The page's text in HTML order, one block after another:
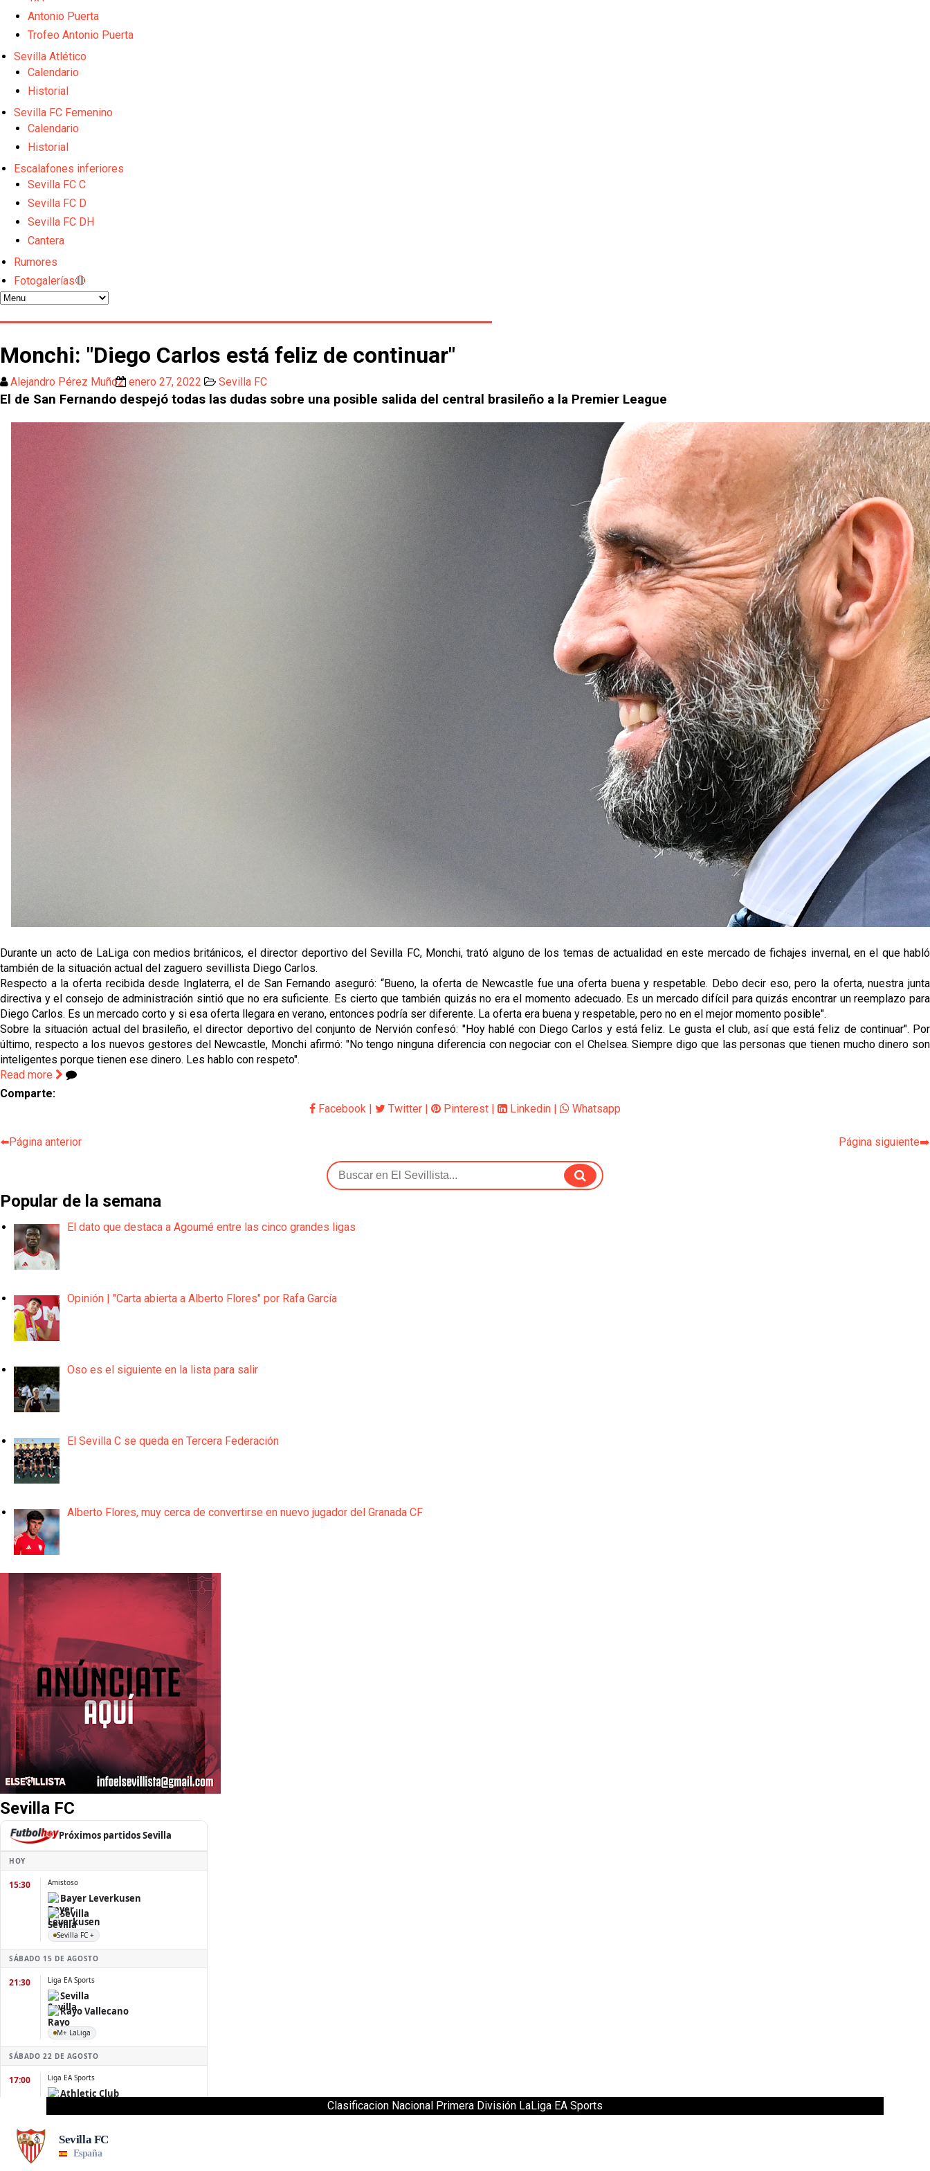
Djibril Sow pone rumbo a Italia para firmar su nuevo contrato con el Genoa
Kochorashvili, seria opción para reforzar el centro del campo sevillista
Sow muy cerca de cerrar su traspaso al Genoa
Oso es el siguiente en la lista para salir
Banquillos confirmados: así queda la cantera del Sevilla Femenino para la 2026/27
Antonio Puerta
Trofeo Antonio Puerta
Sevilla Atlético
Calendario
Historial
Sevilla FC Femenino
Calendario
Historial
Escalafones inferiores
Sevilla FC C
Sevilla FC D
Sevilla FC DH
Cantera
Rumores
Fotogalerías🔴
Monchi: "Diego Carlos está feliz de continuar"
Alejandro Pérez Muñoz enero 27, 2022 Sevilla FC
El de San Fernando despejó todas las dudas sobre una posible salida del central brasileño a la Premier League
Durante un acto de LaLiga con medios británicos, el director deportivo del Sevilla FC, Monchi, trató alguno de los temas de actualidad en este mercado de fichajes invernal, en el que habló
también de la situación actual del zaguero sevillista Diego Carlos.
Respecto a la oferta recibida desde Inglaterra, el de San Fernando aseguró: “Bueno, la oferta de Newcastle fue una oferta buena y respetable. Debo decir eso, pero la oferta, nuestra junta
directiva y el consejo de administración sintió que no era suficiente. Es cierto que también quizás no era el momento adecuado. Es un mercado difícil para quizás encontrar un reemplazo para
Diego Carlos. Es un mercado corto y si esa oferta llegara en verano, entonces podría ser diferente. La oferta era buena y respetable, pero no en el mejor momento posible".
Sobre la situación actual del brasileño, el director deportivo del conjunto de Nervión confesó: "Hoy hablé con Diego Carlos y está feliz. Le gusta el club, así que está feliz de continuar". Por
último, respecto a los nuevos gestores del Newcastle, Monchi afirmó: "No tengo ninguna diferencia con negociar con el Chelsea. Siempre digo que las personas que tienen mucho dinero son
inteligentes porque tienen ese dinero. Les hablo con respeto".
Read more
Comparte:
Facebook
Twitter Pinterest Linkedin Whatsapp
⬅️Página anterior Página siguiente➡️
Popular de la semana
El dato que destaca a Agoumé entre las cinco grandes ligas
Opinión | "Carta abierta a Alberto Flores" por Rafa García
Oso es el siguiente en la lista para salir
El Sevilla C se queda en Tercera Federación
Alberto Flores, muy cerca de convertirse en nuevo jugador del Granada CF
Sevilla FC
Clasificacion Nacional Primera División LaLiga EA Sports